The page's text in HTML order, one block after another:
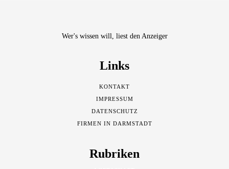
Wer's wissen will, liest den Anzeiger
Links
KONTAKT
IMPRESSUM
DATENSCHUTZ
FIRMEN IN DARMSTADT
Rubriken